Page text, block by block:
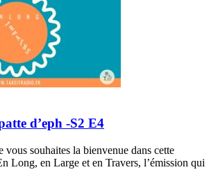
d’eph -S2 E4
vous souhaites la bienvenue dans cette
Long, en Large et en Travers, l’émission qui